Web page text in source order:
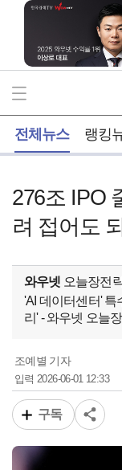
전체뉴스 랭킹
276조 IPO
려 접어도
와우넷 오늘장전
'AI 데이터센터' 특
리' - 와우넷 오늘
조예별 기자
입력2026-06-01 12:33
구독